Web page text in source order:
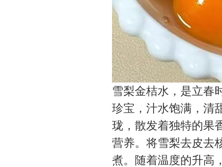
雪梨金桔水，是立春
珍宝，汁水饱满，清
珑，散发着独特的果
营养。将雪梨去皮去
煮。随着温度的升高